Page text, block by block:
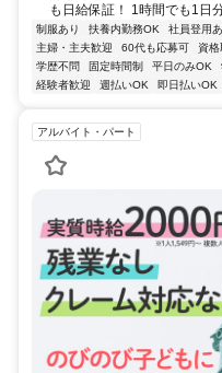
も日給保証！ 1時間でも1日
制服あり 扶養内勤務OK 社員登用
主婦・主夫歓迎
60代も応募可 資格
学歴不問
固定時間制 平日のみOK
経験者歓迎
週払いOK 即日払いOK
アルバイト・パート